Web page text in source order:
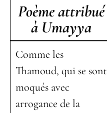
Poème attribué
à Umayya
Comme les
Thamoud, qui se sont
moqués avec
arrogance de la